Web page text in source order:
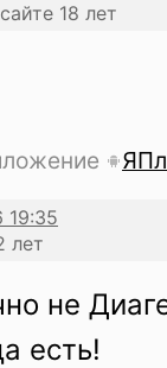
18 лет
лет
не
есть!